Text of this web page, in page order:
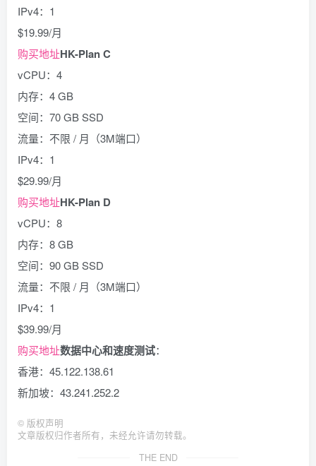
IPv4：1
$19.99/月
购买地址HK-Plan C
vCPU：4
内存：4 GB
空间：70 GB SSD
流量：不限 / 月（3M端口）
IPv4：1
$29.99/月
购买地址HK-Plan D
vCPU：8
内存：8 GB
空间：90 GB SSD
流量：不限 / 月（3M端口）
IPv4：1
$39.99/月
购买地址数据中心和速度测试：
香港：45.122.138.61
新加坡：43.241.252.2
© 版权声明
文章版权归作者所有，未经允许请勿转载。
THE END